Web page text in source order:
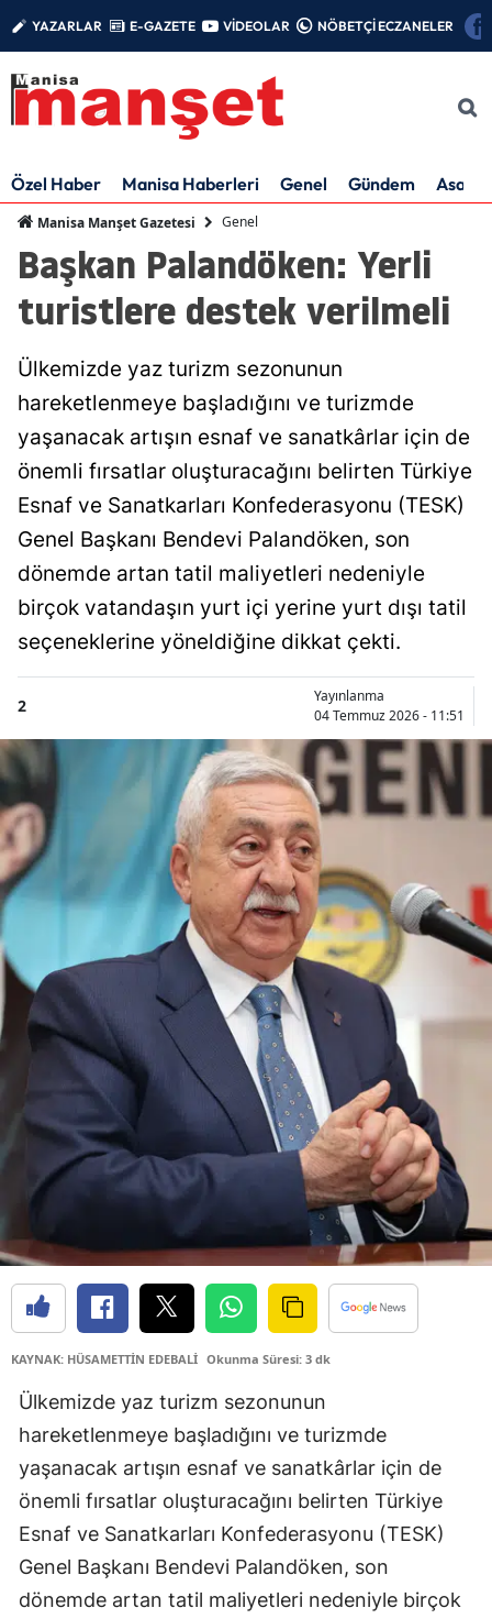
YAZARLAR E-GAZETE VİDEOLAR NÖBETÇİ ECZANELER
Özel Haber Manisa Haberleri Genel Gündem Asayiş
Manisa Manşet Gazetesi Genel
Başkan Palandöken: Yerli
turistlere destek verilmeli
Ülkemizde yaz turizm sezonunun
hareketlenmeye başladığını ve turizmde
yaşanacak artışın esnaf ve sanatkârlar için de
önemli fırsatlar oluşturacağını belirten Türkiye
Esnaf ve Sanatkarları Konfederasyonu (TESK)
Genel Başkanı Bendevi Palandöken, son
dönemde artan tatil maliyetleri nedeniyle
birçok vatandaşın yurt içi yerine yurt dışı tatil
seçeneklerine yöneldiğine dikkat çekti.
2
Yayınlanma
04 Temmuz 2026 - 11:51
KAYNAK: HÜSAMETTİN EDEBALİ Okunma Süresi: 3 dk
Ülkemizde yaz turizm sezonunun
hareketlenmeye başladığını ve turizmde
yaşanacak artışın esnaf ve sanatkârlar için de
önemli fırsatlar oluşturacağını belirten Türkiye
Esnaf ve Sanatkarları Konfederasyonu (TESK)
Genel Başkanı Bendevi Palandöken, son
dönemde artan tatil maliyetleri nedeniyle birçok